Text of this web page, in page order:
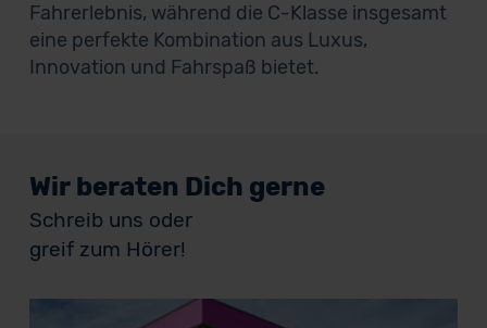
Fahrerlebnis, während die C-Klasse insgesamt
eine perfekte Kombination aus Luxus,
Innovation und Fahrspaß bietet.
Wir beraten Dich gerne
Schreib uns oder
greif zum Hörer!